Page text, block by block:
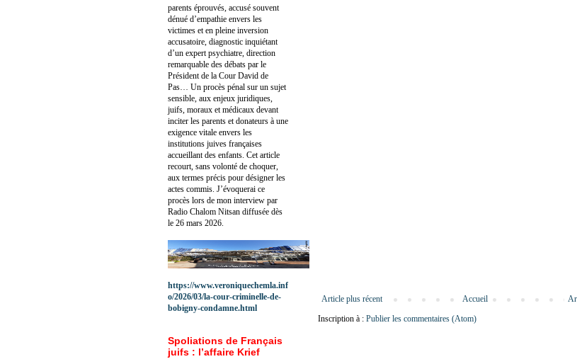
Article plus récent
Accueil
Inscription à : Publier les commentaires (Atom)
parents éprouvés, accusé souvent
dénué d’empathie envers les
victimes et en pleine inversion
accusatoire, diagnostic inquiétant
d’un expert psychiatre, direction
remarquable des débats par le
Président de la Cour David de
Pas… Un procès pénal sur un sujet
sensible, aux enjeux juridiques,
juifs, moraux et médicaux devant
inciter les parents et donateurs à une
exigence vitale envers les
institutions juives françaises
accueillant des enfants. Cet article
recourt, sans volonté de choquer,
aux termes précis pour désigner les
actes commis. J’évoquerai ce
procès lors de mon interview par
Radio Chalom Nitsan diffusée dès
le 26 mars 2026.
https://www.veroniquechemla.inf
o/2026/03/la-cour-criminelle-de-
bobigny-condamne.html
Spoliations de Français
juifs : l’affaire Krief